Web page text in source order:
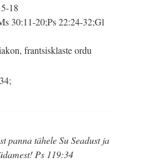
18
30:11-20;Ps 22:24-32;Gl
frantsisklaste ordu
panna tähele Su Seadust ja
Ps 119:34